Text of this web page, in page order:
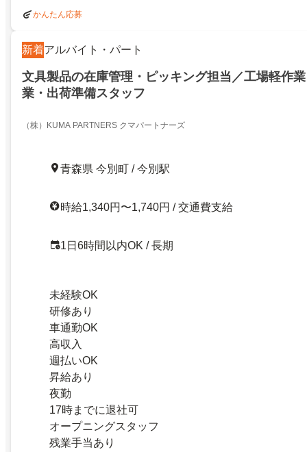
かんたん応募
新着アルバイト・パート
文具製品の在庫管理・ピッキング担当／工場軽作
業・出荷準備スタッフ
（株）KUMA PARTNERS クマパートナーズ
青森県 今別町 / 今別駅
時給1,340円〜1,740円 / 交通費支給
1日6時間以内OK / 長期
未経験OK
研修あり
車通勤OK
高収入
週払いOK
昇給あり
夜勤
17時までに退社可
オープニングスタッフ
残業手当あり